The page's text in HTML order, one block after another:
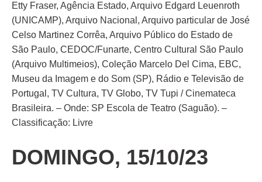
Etty Fraser, Agência Estado, Arquivo Edgard Leuenroth
(UNICAMP), Arquivo Nacional, Arquivo particular de José
Celso Martinez Corrêa, Arquivo Público do Estado de
São Paulo, CEDOC/Funarte, Centro Cultural São Paulo
(Arquivo Multimeios), Coleção Marcelo Del Cima, EBC,
Museu da Imagem e do Som (SP), Rádio e Televisão de
Portugal, TV Cultura, TV Globo, TV Tupi / Cinemateca
Brasileira. – Onde: SP Escola de Teatro (Saguão). –
Classificação: Livre
DOMINGO, 15/10/23